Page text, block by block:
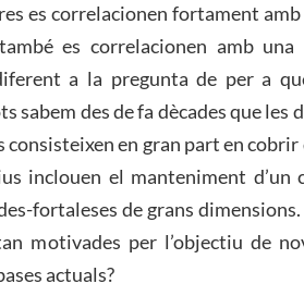
es correlacionen fortament
es correlacionen amb
a la pregunta de per a
sabem des de fa dècades que les
en gran part en cobrir
inclouen el manteniment d’un
fortaleses de grans dimensions.
motivades per l’objectiu de
actuals?